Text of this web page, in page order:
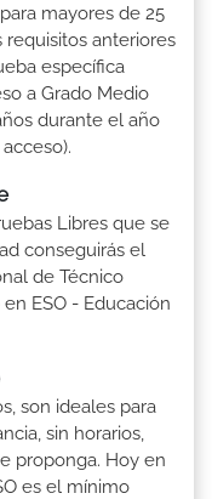
mayores de 25
anteriores
específica
a Grado Medio
durante el año
Libres que se
conseguirás el
de Técnico
ESO - Educación
son ideales para
sin horarios,
proponga. Hoy en
es el mínimo